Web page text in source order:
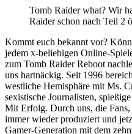
Tomb Raider what? Wir
Raider schon nach Teil 2
Kommt euch bekannt vor?
jedem x-beliebigen Online-
zum Tomb Raider Reboot
uns hartnäckig. Seit 1996
westliche Hemisphäre mit Ms.
sexistische Journalisten,
Mit Erfolg. Durch uns, die
immer wieder produziert und
Gamer-Generation mit dem